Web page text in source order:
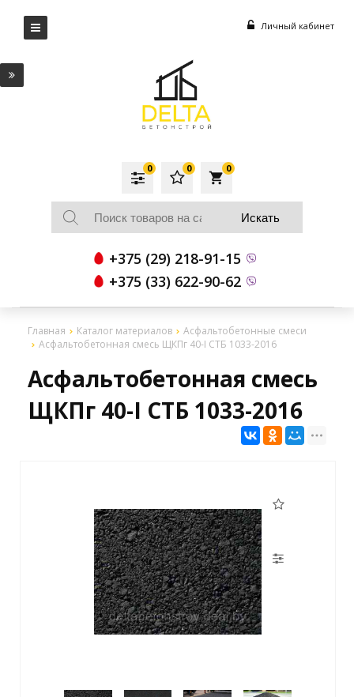
Личный кабинет
local_grocery_store
0
0
0
+375 (29) 218-91-15
+375 (33) 622-90-62
Главная Каталог материалов
Асфальтобетонные смеси
Асфальтобетонная смесь ЩКПг 40-I СТБ 1033-2016
Асфальтобетонная смесь
ЩКПг 40-I СТБ 1033-2016